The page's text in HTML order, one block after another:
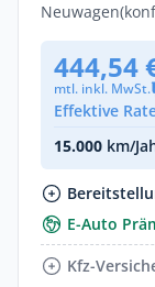
Neuwagen
444,54
mtl. inkl. MwSt.
Effektive
15.000 km/
E-Auto
Kfz-